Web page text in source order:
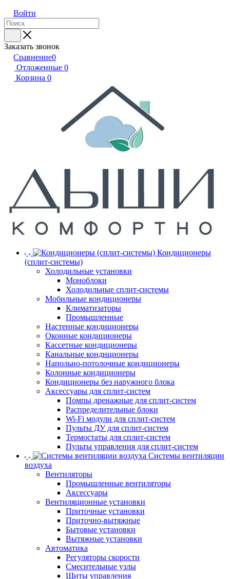
Войти
Заказать звонок
Сравнение0
Отложенные 0
Корзина 0
Кондиционеры
(сплит-системы)
Холодильные установки
Моноблоки
Холодильные сплит-системы
Мобильные кондиционеры
Климатизаторы
Промышленные
Настенные кондиционеры
Оконные кондиционеры
Кассетные кондиционеры
Канальные кондиционеры
Напольно-потолочные кондиционеры
Колонные кондиционеры
Кондиционеры без наружного блока
Аксессуары для сплит-систем
Помпы дренажные для сплит-систем
Распределительные блоки
Wi-Fi модули для сплит-систем
Пульты ДУ для сплит-систем
Термостаты для сплит-систем
Пульты управления для сплит-систем
Системы вентиляции
воздуха
Вентиляторы
Промышленные вентиляторы
Аксессуары
Вентиляционные установки
Приточные установки
Приточно-вытяжные
Бытовые установки
Вытяжные установки
Автоматика
Регуляторы скорости
Смесительные узлы
Щиты управления